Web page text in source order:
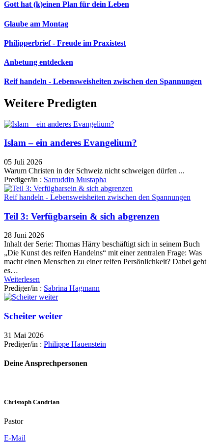
Gott hat (k)einen Plan für dein Leben
Glaube am Montag
Philipperbrief - Freude im Praxistest
Anbetung entdecken
Reif handeln - Lebensweisheiten zwischen den Spannungen
Weitere Predigten
Islam – ein anderes Evangelium?
05 Juli 2026
Warum Christen in der Schweiz nicht schweigen dürfen ...
Prediger/in : Sarruddin Mustapha
Reif handeln - Lebensweisheiten zwischen den Spannungen
Teil 3: Verfügbarsein & sich abgrenzen
28 Juni 2026
Inhalt der Serie: Thomas Härry beschäftigt sich in seinem Buch
„Die Kunst des reifen Handelns“ mit einer zentralen Frage: Was
macht einen Menschen zu einer reifen Persönlichkeit? Dabei geht
es…
Weiterlesen
Prediger/in : Sabrina Hagmann
Scheiter weiter
31 Mai 2026
Prediger/in : Philippe Hauenstein
Deine Ansprechpersonen
Christoph Candrian
Pastor
E-Mail